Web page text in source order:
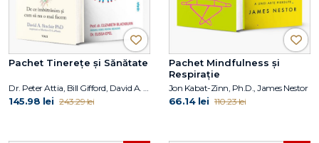
Pachet Tinerețe și Sănătate
Dr. Peter Attia, Bill Gifford, David A. Sinclair PhD, Elizabeth Blackburn, Elissa Epel
145.98 lei 243.29 lei
Pachet Mindfulness și
Respirație
Jon Kabat-Zinn, Ph.D., James Nestor
66.14 lei 110.23 lei